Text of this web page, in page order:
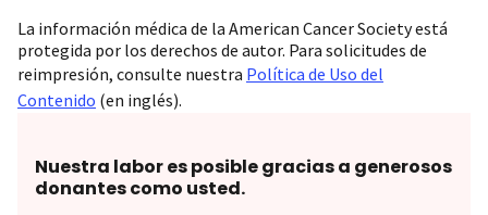
La información médica de la American Cancer Society está
protegida por los derechos de autor. Para solicitudes de
reimpresión, consulte nuestra Política de Uso del
Contenido (en inglés).
Nuestra labor es posible gracias a generosos
donantes como usted.